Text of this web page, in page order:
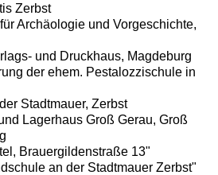
Zerbst
Archäologie und Vorgeschichte,
und Druckhaus, Magdeburg
der ehem. Pestalozzischule in
Stadtmauer, Zerbst
Lagerhaus Groß Gerau, Groß
Brauergildenstraße 13"
an der Stadtmauer Zerbst"